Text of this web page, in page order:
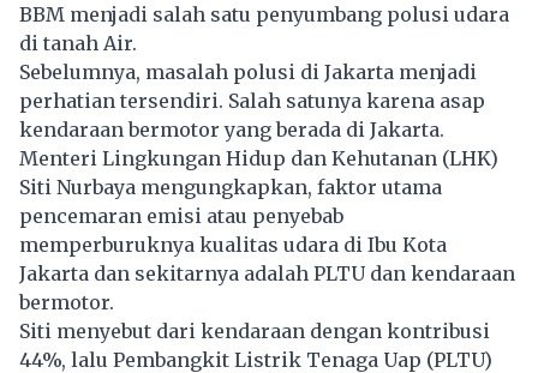
BBM menjadi salah satu penyumbang polusi udara
di tanah Air.
Sebelumnya, masalah polusi di Jakarta menjadi
perhatian tersendiri. Salah satunya karena asap
kendaraan bermotor yang berada di Jakarta.
Menteri Lingkungan Hidup dan Kehutanan (LHK)
Siti Nurbaya mengungkapkan, faktor utama
pencemaran emisi atau penyebab
memperburuknya kualitas udara di Ibu Kota
Jakarta dan sekitarnya adalah PLTU dan kendaraan
bermotor.
Siti menyebut dari kendaraan dengan kontribusi
44%, lalu Pembangkit Listrik Tenaga Uap (PLTU)